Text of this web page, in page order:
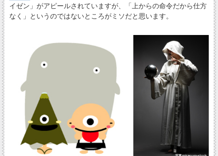
イゼン」がアピールされていますが、「上からの命令だから仕方
なく」というのではないところがミソだと思います。